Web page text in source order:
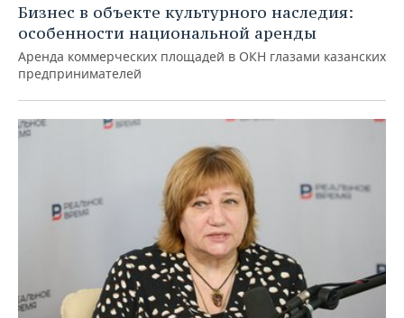
Бизнес в объекте культурного наследия:
особенности национальной аренды
Аренда коммерческих площадей в ОКН глазами казанских
предпринимателей